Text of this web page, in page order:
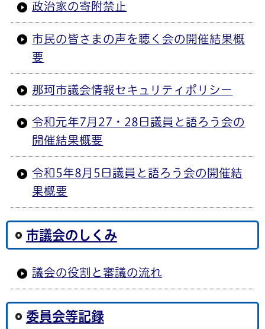
政治家の寄附禁止
市民の皆さまの声を聴く会の開催結果概
要
那珂市議会情報セキュリティポリシー
令和元年7月27・28日議員と語ろう会の
開催結果概要
令和5年8月5日議員と語ろう会の開催結
果概要
市議会のしくみ
議会の役割と審議の流れ
委員会等記録